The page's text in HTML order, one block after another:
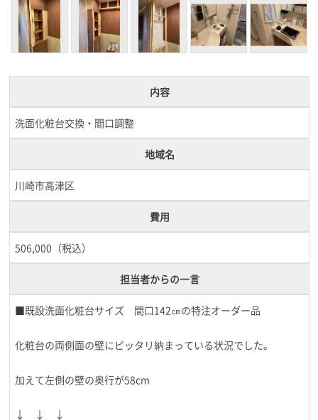
内容
洗面化粧台交換・間口調整
地域名
川崎市高津区
費用
506,000（税込）
担当者からの一言
■既設洗面化粧台サイズ 間口142㎝の特注オーダー品
化粧台の両側面の壁にピッタリ納まっている状況でした。
加えて左側の壁の奥行が58cm
↓ ↓ ↓